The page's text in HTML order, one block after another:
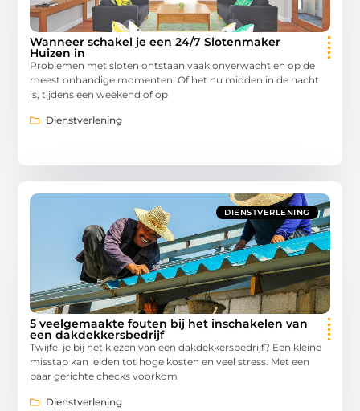
Wanneer schakel je een 24/7 Slotenmaker
Huizen in
Problemen met sloten ontstaan vaak onverwacht en op de
meest onhandige momenten. Of het nu midden in de nacht
is, tijdens een weekend of op
Dienstverlening
DIENSTVERLENING
5 veelgemaakte fouten bij het inschakelen van
een dakdekkersbedrijf
Twijfel je bij het kiezen van een dakdekkersbedrijf? Een kleine
misstap kan leiden tot hoge kosten en veel stress. Met een
paar gerichte checks voorkom
Dienstverlening